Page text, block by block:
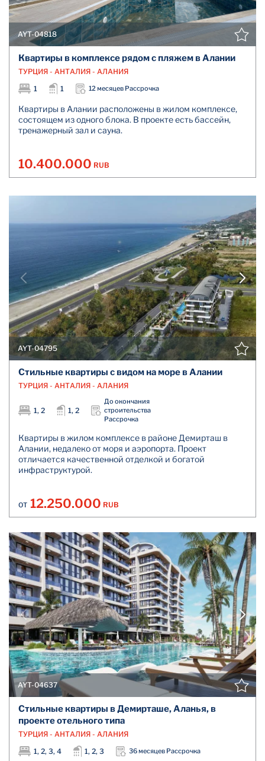
AYT-04818
Квартиры в комплексе рядом с пляжем в Алании
ТУРЦИЯ - АНТАЛИЯ - АЛАНИЯ
1
1 12 месяцев Рассрочка
Квартиры в Алании расположены в жилом комплексе,
состоящем из одного блока. В проекте есть бассейн,
тренажерный зал и сауна.
10.400.000 RUB
AYT-04795
Стильные квартиры с видом на море в Алании
ТУРЦИЯ - АНТАЛИЯ - АЛАНИЯ
1, 2 1, 2
До окончания
строительства
Рассрочка
Квартиры в жилом комплексе в районе Демирташ в
Алании, недалеко от моря и аэропорта. Проект
отличается качественной отделкой и богатой
инфраструктурой.
ОТ 12.250.000 RUB
AYT-04637
Стильные квартиры в Демирташе, Аланья, в
проекте отельного типа
ТУРЦИЯ - АНТАЛИЯ - АЛАНИЯ
1, 2, 3, 4
1, 2, 3 36 месяцев Рассрочка